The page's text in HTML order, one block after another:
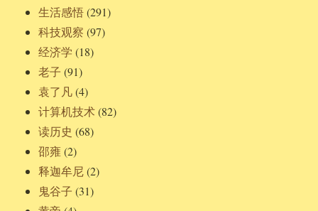
生活感悟(291)
科技观察 (97)
经济学 (18)
老子 (91)
袁了凡(4)
计算机技术(82)
读历史 (68)
邵雍 (2)
释迦牟尼(2)
鬼谷子 (31)